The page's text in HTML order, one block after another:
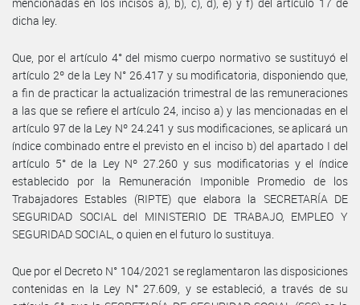
dicha ley.
Que, por el artículo 4° del mismo cuerpo normativo se sustituyó el
artículo 2º de la Ley N° 26.417 y su modificatoria, disponiendo que,
a fin de practicar la actualización trimestral de las remuneraciones
a las que se refiere el artículo 24, inciso a) y las mencionadas en el
artículo 97 de la Ley Nº 24.241 y sus modificaciones, se aplicará un
índice combinado entre el previsto en el inciso b) del apartado I del
artículo 5° de la Ley Nº 27.260 y sus modificatorias y el índice
establecido por la Remuneración Imponible Promedio de los
Trabajadores Estables (RIPTE) que elabora la SECRETARÍA DE
SEGURIDAD SOCIAL del MINISTERIO DE TRABAJO, EMPLEO Y
SEGURIDAD SOCIAL, o quien en el futuro lo sustituya.
Que por el Decreto N° 104/2021 se reglamentaron las disposiciones
contenidas en la Ley N° 27.609, y se estableció, a través de su